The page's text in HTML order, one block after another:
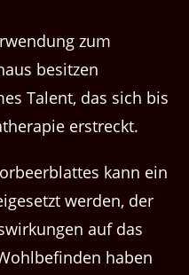
zum
besitzen
Talent, das sich bis
erstreckt.
kann ein
werden, der
auf das
haben